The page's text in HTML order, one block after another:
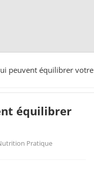
peuvent équilibrer votre
équilibrer
Pratique